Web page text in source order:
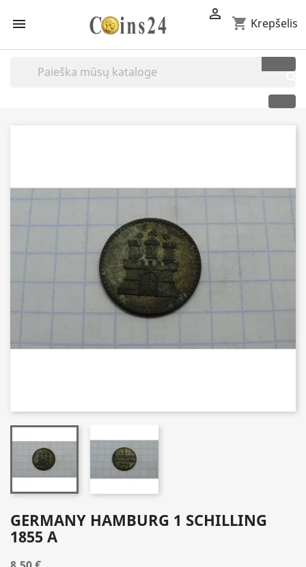
 shopping_cart Krepšelis

GERMANY HAMBURG 1 SCHILLING
1855 A